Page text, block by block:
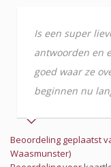
Is een super
antwoorden en
goed waar ze
beginnen nu
Beoordeling geplaatst
Waasmunster)